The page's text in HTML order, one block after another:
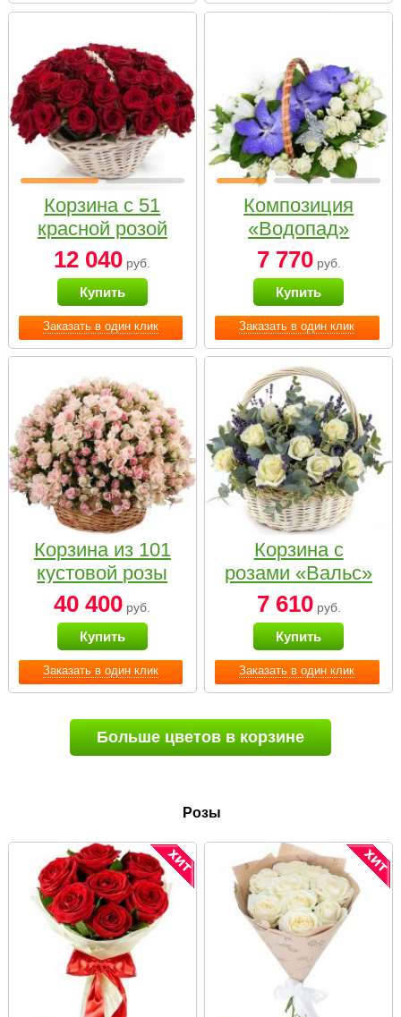
Заказать в один клик
Корзина с 51
красной розой
12 040 руб.
Купить
Заказать в один клик
Композиция
«Водопад»
7 770руб.
Купить
Заказать в один клик
Корзина из 101
кустовой розы
нежных тонов
40 400 руб.
Купить
Заказать в один клик
Корзина с
розами «Вальс»
7 610руб.
Купить
Больше цветов в корзине
Розы